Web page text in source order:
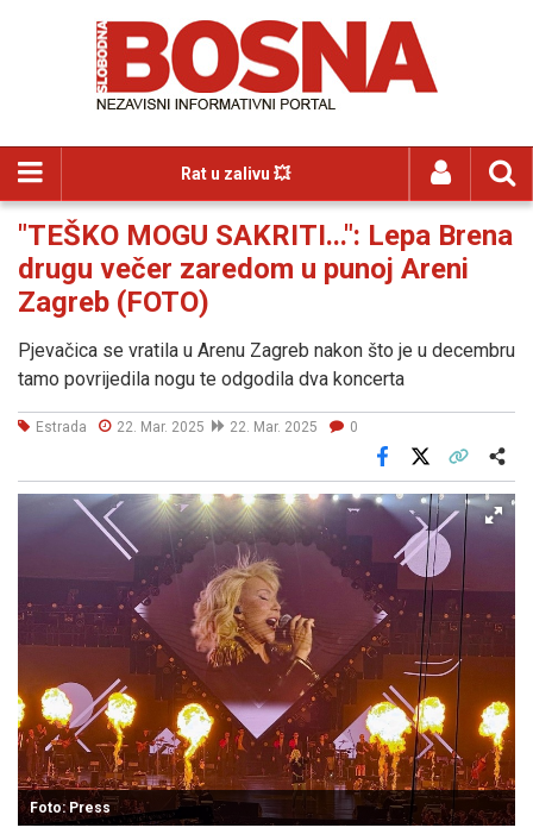
Rat u zalivu 💥
"TEŠKO MOGU SAKRITI...": Lepa Brena
drugu večer zaredom u punoj Areni
Zagreb (FOTO)
Pjevačica se vratila u Arenu Zagreb nakon što je u decembru
tamo povrijedila nogu te odgodila dva koncerta
Estrada 22. Mar. 2025 22. Mar. 2025 0
Facebook
Foto: Press